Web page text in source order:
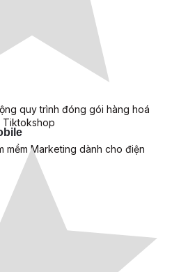
mềm Marketing dành cho điện
quy trình đóng gói hàng hoá
Tiktokshop